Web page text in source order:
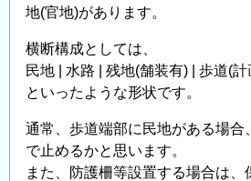
地(官地)があります。
横断構成としては、
民地 | 水路 | 残地(舗装有) | 歩道(
といったような形状です。
通常、歩道端部に民地がある場合
で止めるかと思います。
また、防護柵等設置する場合は、